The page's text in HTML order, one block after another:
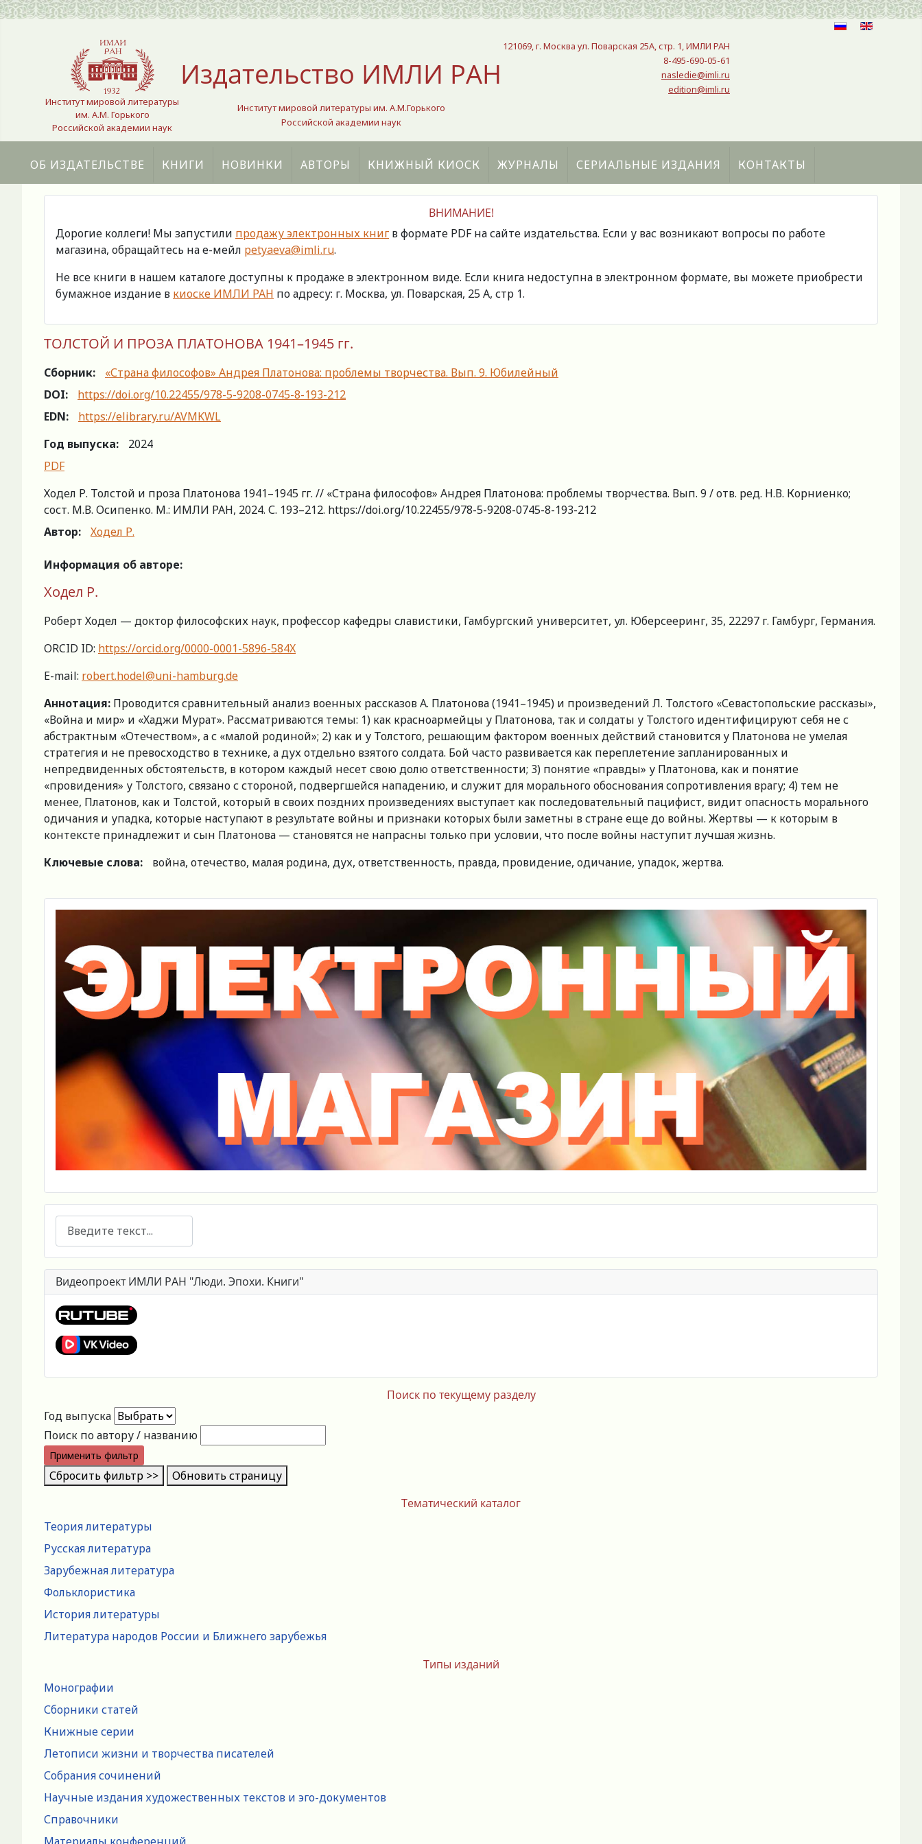
Выберите язык
Институт мировой литературы
им. А.М. Горького
Российской академии наук
Издательство ИМЛИ РАН
Институт мировой литературы им. А.М.Горького
Российской академии наук
121069, г. Москва ул. Поварская 25A, стр. 1, ИМЛИ РАН
8-495-690-05-61
nasledie@imli.ru
edition@imli.ru
ОБ ИЗДАТЕЛЬСТВЕ КНИГИ НОВИНКИ АВТОРЫ КНИЖНЫЙ КИОСК ЖУРНАЛЫ СЕРИАЛЬНЫЕ ИЗДАНИЯ КОНТАКТЫ
Тематический каталог
Теория литературы
Русская литература
Зарубежная литература
Фольклористика
История литературы
Литература народов России и Ближнего зарубежья
Типы изданий
Монографии
Сборники статей
Книжные серии
Летописи жизни и творчества писателей
Собрания сочинений
Научные издания художественных текстов и эго-документов
Справочники
ВНИМАНИЕ!
Дорогие коллеги! Мы запустили продажу электронных книг в формате PDF на сайте издательства. Если у вас возникают вопросы по работе
магазина, обращайтесь на е-мейл petyaeva@imli.ru.
Не все книги в нашем каталоге доступны к продаже в электронном виде. Если книга недоступна в электронном формате, вы можете приобрести
бумажное издание в киоске ИМЛИ РАН по адресу: г. Москва, ул. Поварская, 25 А, стр 1.
ТОЛСТОЙ И ПРОЗА ПЛАТОНОВА 1941–1945 гг.
Сборник:
«Страна философов» Андрея Платонова: проблемы творчества. Вып. 9. Юбилейный
DOI:
https://doi.org/10.22455/978-5-9208-0745-8-193-212
EDN:
https://elibrary.ru/AVMKWL
Год выпуска:
2024
PDF
Ходел Р. Толстой и проза Платонова 1941–1945 гг. // «Страна философов» Андрея Платонова: проблемы творчества. Вып. 9 / отв. ред. Н.В. Корниенко;
сост. М.В. Осипенко. М.: ИМЛИ РАН, 2024. С. 193–212. https://doi.org/10.22455/978-5-9208-0745-8-193-212
Автор:
Ходел Р.
Информация об авторе:
Ходел Р.
Роберт Ходел — доктор философских наук, профессор кафедры славистики, Гамбургский университет, ул. Юберсееринг, 35, 22297 г. Гамбург, Германия.
ORCID ID: https://orcid.org/0000-0001-5896-584X
E-mail: robert.hodel@uni-hamburg.de
Аннотация: Проводится сравнительный анализ военных рассказов А. Платонова (1941–1945) и произведений Л. Толстого «Севастопольские рассказы»,
«Война и мир» и «Хаджи Мурат». Рассматриваются темы: 1) как красноармейцы у Платонова, так и солдаты у Толстого идентифицируют себя не с
абстрактным «Отечеством», а с «малой родиной»; 2) как и у Толстого, решающим фактором военных действий становится у Платонова не умелая
стратегия и не превосходство в технике, а дух отдельно взятого солдата. Бой часто развивается как переплетение запланированных и
непредвиденных обстоятельств, в котором каждый несет свою долю ответственности; 3) понятие «правды» у Платонова, как и понятие
«провидения» у Толстого, связано с стороной, подвергшейся нападению, и служит для морального обоснования сопротивления врагу; 4) тем не
менее, Платонов, как и Толстой, который в своих поздних произведениях выступает как последовательный пацифист, видит опасность морального
одичания и упадка, которые наступают в результате войны и признаки которых были заметны в стране еще до войны. Жертвы — к которым в
контексте принадлежит и сын Платонова — становятся не напрасны только при условии, что после войны наступит лучшая жизнь.
Ключевые слова:
война, отечество, малая родина, дух, ответственность, правда, провидение, одичание, упадок, жертва.
Поиск
Видеопроект ИМЛИ РАН "Люди. Эпохи. Книги"
Поиск по текущему разделу
Год выпуска
Поиск по автору / названию
Применить фильтр
Сбросить фильтр >> Обновить страницу